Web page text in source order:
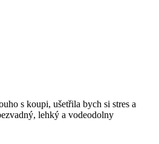
s koupi, ušetřila bych si stres a
lehký a vodeodolny